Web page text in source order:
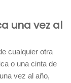
una vez al
cualquier otra
o una cinta de
vez al año,